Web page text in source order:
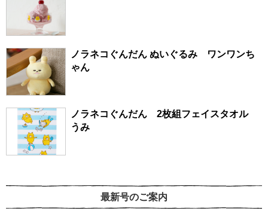
ノラネコぐんだん ぬいぐるみ ワンワンち
ゃん
ノラネコぐんだん 2枚組フェイスタオル
うみ
最新号のご案内